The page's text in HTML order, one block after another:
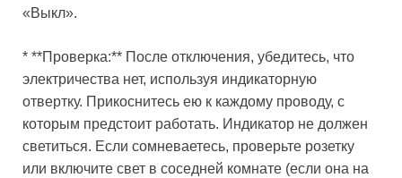
«Выкл».
* **Проверка:** После отключения, убедитесь, что
электричества нет, используя индикаторную
отвертку. Прикоснитесь ею к каждому проводу, с
которым предстоит работать. Индикатор не должен
светиться. Если сомневаетесь, проверьте розетку
или включите свет в соседней комнате (если она на